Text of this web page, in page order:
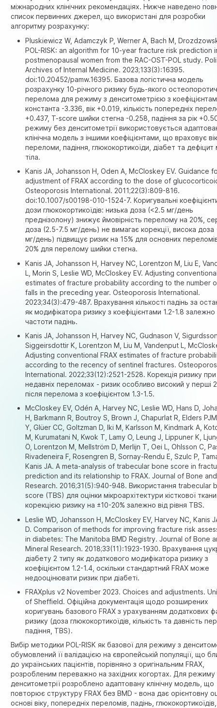
міжнародних клінічних рекомендаціях. Нижче наведено
список первинних джерел, що використані для розробки
алгоритму розрахунку:
Pluskiewicz W, Adamczyk P, Werner A, Bach M,
POL-RISK: an algorithm for 10-year fracture risk prediction
postmenopausal women from the RAC-OST-POL study.
Archives of Internal Medicine. 2023;133(3):16395.
doi:10.20452/pamw.16395. Базова логістична модель
розрахунку 10-річного ризику будь-якого
перелома для режиму з денситометрією з
константа -3.336, вік +0.019, кількість попередніх
+0.437, T-score шийки стегна -0.258, падіння за рік
режиму без денситометрії використовується
клінічна модель з іншими коефіцієнтами, що враховує
переломи, падіння, глюкокортикоїди, діабет та дефіцит
тіла.
Kanis JA, Johansson H, Oden A, McCloskey EV. Guidance
adjustment of FRAX according to the dose of
Osteoporosis International. 2011;22(3):809-816.
doi:10.1007/s00198-010-1524-7. Коригувальні
дози глюкокортикоїдів: низька доза (<2.5 мг/день
преднізолону) знижує ймовірність перелому на 20%,
доза (2.5-7.5 мг/день) не вимагає корекції, висока доза
мг/день) підвищує ризик на 15% для основних
20% для перелому шийки стегна.
Kanis JA, Johansson H, Harvey NC, Lorentzon M, Liu E,
L, Morin S, Leslie WD, McCloskey EV. Adjusting
estimates of fracture probability according to the number
falls in the preceding year. Osteoporosis International.
2023;34(3):479-487. Врахування кількості падінь за
як модифікатора ризику з коефіцієнтами 1.2-1.8 залежно
частоти падінь.
Kanis JA, Johansson H, Harvey NC, Gudnason V,
Siggeirsdottir K, Lorentzon M, Liu M, Vandenput L,
Adjusting conventional FRAX estimates of fracture
according to the recency of sentinel fractures.
International. 2022;33(12):2521-2528. Корекція ризику при
недавніх переломах - ризик особливо високий у перші
після перелома з коефіцієнтом 1.3-1.5.
McCloskey EV, Odén A, Harvey NC, Leslie WD, Hans D,
H, Barkmann R, Boutroy S, Brown J, Chapurlat R, Elders
Y, Glüer CC, Goltzman D, Iki M, Karlsson M, Kindmark A,
M, Kurumatani N, Kwok T, Lamy O, Leung J, Lippuner K,
Ö, Lorentzon M, Mellström D, Merlijn T, Oei L, Ohlsson C,
Rivadeneira F, Rosengren B, Sornay-Rendu E, Szulc P,
Kanis JA. A meta-analysis of trabecular bone score in
prediction and its relationship to FRAX. Journal of Bone
Research. 2016;31(5):940-948. Використання trabecular
score (TBS) для оцінки мікроархітектури кісткової
корекцією ризику на ±10-20% залежно від рівня TBS.
Leslie WD, Johansson H, McCloskey EV, Harvey NC, Kanis
D. Comparison of methods for improving fracture risk
in diabetes: The Manitoba BMD Registry. Journal of Bone
Mineral Research. 2018;33(11):1923-1930. Врахування
діабету 2 типу як додаткового модифікатора ризику з
коефіцієнтом 1.2-1.4, оскільки стандартний FRAX може
недооцінювати ризик при діабеті.
FRAXplus v2 November 2023. Choices and adjustments.
of Sheffield. Офіційна документація щодо розширених
коригувань базового FRAX з урахуванням додаткових
ризику (доза глюкокортикоїдів, кількість та давність
падіння, TBS).
Вибір методики POL-RISK як базової для режиму з
обумовлений її валідацією на європейській популяції, що
до українських пацієнтів, порівняно з оригінальним FRAX,
розробленим переважно на західних когортах. Для режиму
денситометрії розроблено адаптовану клінічну модель, що
повторює структуру FRAX без BMD - вона дає орієнтовну
основі віку, попередніх переломів, падінь, глюкокортикоїдів,